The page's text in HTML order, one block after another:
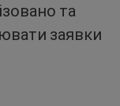
та
заявки